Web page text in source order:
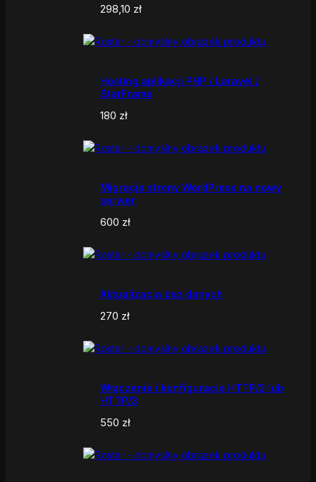
298,10 zł
Hosting aplikacji PHP / Laravel /
StarFrame
180 zł
Migracja strony WordPress na nowy
serwer
600 zł
Aktualizacja baz danych
270 zł
Włączenie i konfiguracja HTTP/2 lub
HTTP/3
550 zł